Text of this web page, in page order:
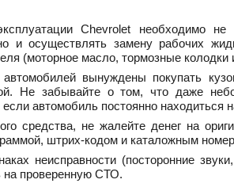
Chevrolet необходимо не
и осуществлять замену рабочих
(моторное масло, тормозные колодки
вынуждены покупать
Не забывайте о том, что даже
автомобиль постоянно находиться
средства, не жалейте денег на
штрих-кодом и каталожным
неисправности (посторонние
на проверенную СТО.